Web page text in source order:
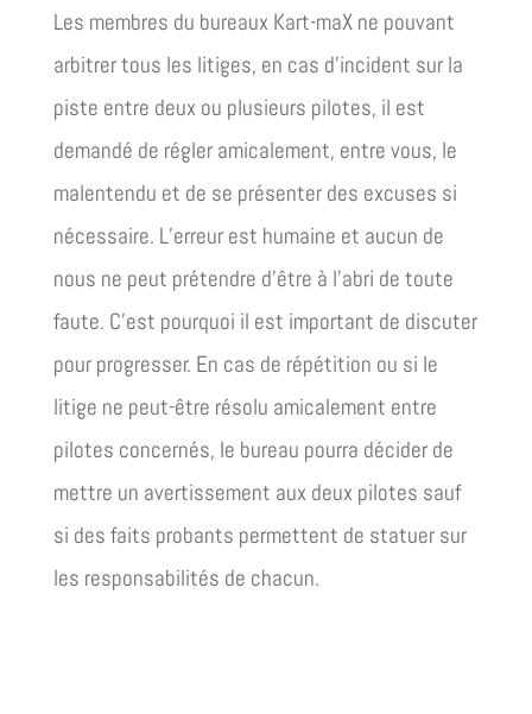
Les membres du bureaux Kart-maX ne pouvant
arbitrer tous les litiges, en cas d’incident sur la
piste entre deux ou plusieurs pilotes, il est
demandé de régler amicalement, entre vous, le
malentendu et de se présenter des excuses si
nécessaire. L’erreur est humaine et aucun de
nous ne peut prétendre d’être à l’abri de toute
faute. C’est pourquoi il est important de discuter
pour progresser. En cas de répétition ou si le
litige ne peut-être résolu amicalement entre
pilotes concernés, le bureau pourra décider de
mettre un avertissement aux deux pilotes sauf
si des faits probants permettent de statuer sur
les responsabilités de chacun.